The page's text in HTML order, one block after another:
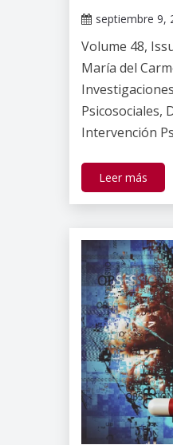
septiembre 9,
Volume 48,
María del
Psicosociales,
Intervención
Leer más